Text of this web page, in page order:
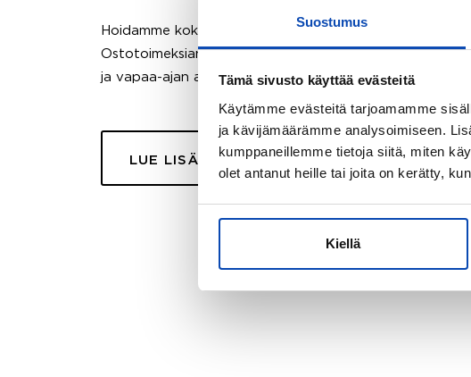
Suostumus
Tämä sivusto käyttää evästeitä
Käytämme evästeitä tarjoamamme
ja kävijämäärämme analysoimiseen.
kumppaneillemme tietoja siitä, miten
olet antanut heille tai joita on kerätty,
Kiellä
Hoidamme koko ostoprosessin puolestasi.
Ostotoimeksiantopalvelumme sopii myös esimerkiksi
ja vapaa-ajan asuntojen ostoon.
LUE LISÄÄ